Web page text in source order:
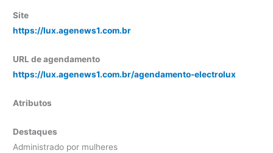
Site
https://lux.agenews1.com.br
URL de agendamento
https://lux.agenews1.com.br/agendamento-electrolux
Atributos
Destaques
Administrado por mulheres